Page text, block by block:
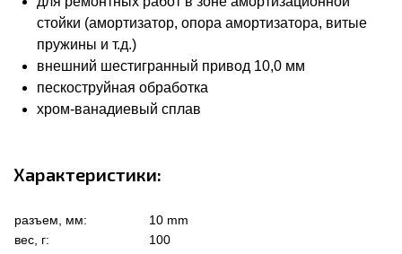
стойки (амортизатор, опора амортизатора, витые
пружины и т.д.)
внешний шестигранный привод 10,0 мм
пескоструйная обработка
хром-ванадиевый сплав
Характеристики:
разъем, мм:
10 mm
вес, г:
100